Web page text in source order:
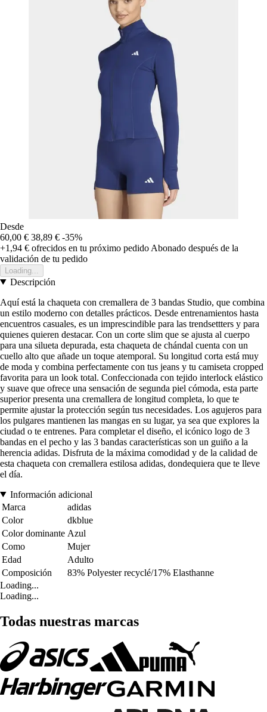
Desde
60,00 € 38,89 € -35%
+1,94 € ofrecidos en tu próximo pedido Abonado después de la
validación de tu pedido
Loading...
Descripción
Aquí está la chaqueta con cremallera de 3 bandas Studio, que combina
un estilo moderno con detalles prácticos. Desde entrenamientos hasta
encuentros casuales, es un imprescindible para las trendsettters y para
quienes quieren destacar. Con un corte slim que se ajusta al cuerpo
para una silueta depurada, esta chaqueta de chándal cuenta con un
cuello alto que añade un toque atemporal. Su longitud corta está muy
de moda y combina perfectamente con tus jeans y tu camiseta cropped
favorita para un look total. Confeccionada con tejido interlock elástico
y suave que ofrece una sensación de segunda piel cómoda, esta parte
superior presenta una cremallera de longitud completa, lo que te
permite ajustar la protección según tus necesidades. Los agujeros para
los pulgares mantienen las mangas en su lugar, ya sea que explores la
ciudad o te entrenes. Para completar el diseño, el icónico logo de 3
bandas en el pecho y las 3 bandas características son un guiño a la
herencia adidas. Disfruta de la máxima comodidad y de la calidad de
esta chaqueta con cremallera estilosa adidas, dondequiera que te lleve
el día.
Información adicional
Marca
adidas
Color
dkblue
Color dominante Azul
Como
Mujer
Edad
Adulto
Composición
83% Polyester recyclé/17% Elasthanne
Loading...
Loading...
Todas nuestras marcas